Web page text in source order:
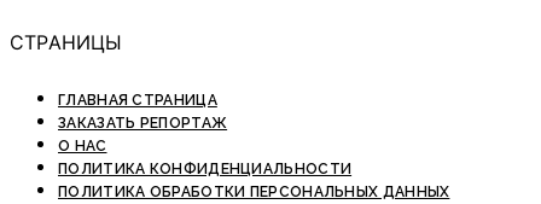
СТРАНИЦЫ
ГЛАВНАЯ СТРАНИЦА
ЗАКАЗАТЬ РЕПОРТАЖ
О НАС
ПОЛИТИКА КОНФИДЕНЦИАЛЬНОСТИ
ПОЛИТИКА ОБРАБОТКИ ПЕРСОНАЛЬНЫХ ДАННЫХ